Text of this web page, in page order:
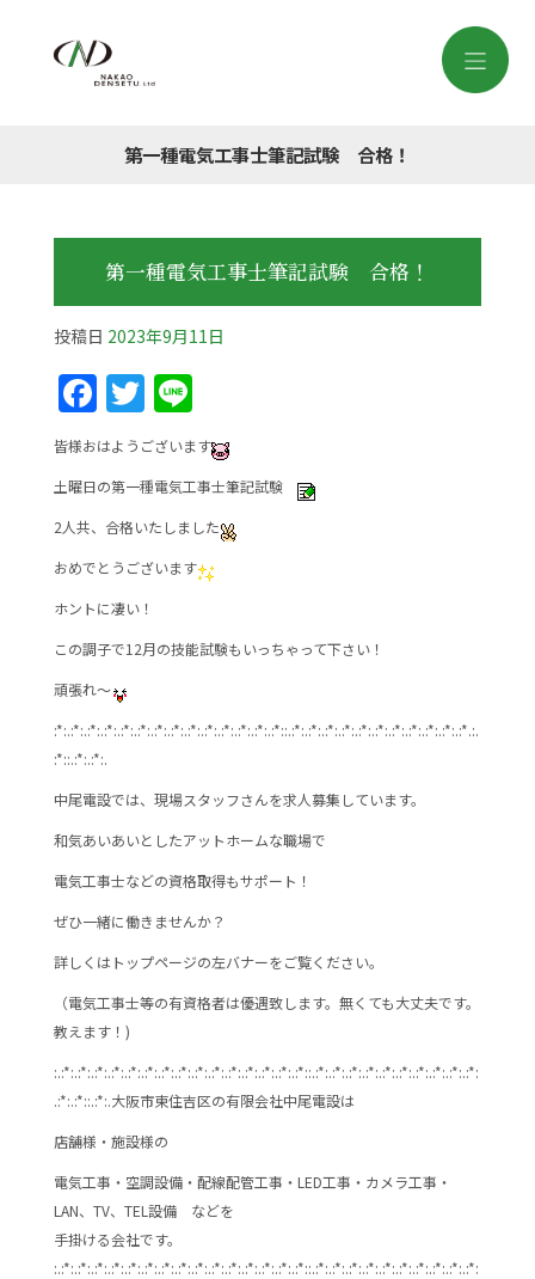
第一種電気工事士筆記試験 合格！
第一種電気工事士筆記試験 合格！
投稿日 2023年9月11日
F
a
c
e
b
o
o
k
T
w
itt
er
Li
n
e
皆様おはようございます
土曜日の第一種電気工事士筆記試験
2人共、合格いたしました
おめでとうございます
ホントに凄い！
この調子で12月の技能試験もいっちゃって下さい！
頑張れ～
:*:.:*:.:*:.:*:.:*:.:*:.:*:.:*:.:*:.:*:.:*:.:*:.:*:.:*::.:*:.:*:.:*:.:*:.:*:.:*:.:*:.:*:.:*:.:*:.:*.:.
:*::.:*:.:*:.
中尾電設では、現場スタッフさんを求人募集しています。
和気あいあいとしたアットホームな職場で
電気工事士などの資格取得もサポート！
ぜひ一緒に働きませんか？
詳しくはトップページの左バナーをご覧ください。
（電気工事士等の有資格者は優遇致します。無くても大丈夫です。
教えます！)
:.:*:.:*:.:*:.:*:.:*:.:*:.:*:.:*:.:*:.:*:.:*:.:*:.:*:.:*:.:*::.:*:.:*:.:*:.:*:.:*:.:*:.:*:.:*:.:*:.:*:
.:*:.:*::.:*:.大阪市東住吉区の有限会社中尾電設は
店舗様・施設様の
電気工事・空調設備・配線配管工事・LED工事・カメラ工事・
LAN、TV、TEL設備 などを
手掛ける会社です。
:.:*:.:*:.:*:.:*:.:*:.:*:.:*:.:*:.:*:.:*:.:*:.:*:.:*:.:*:.:*::.:*:.:*:.:*:.:*:.:*:.:*:.:*:.:*:.:*:.:*: